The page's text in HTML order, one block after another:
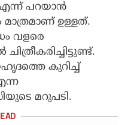
എന്ന് പറയാന്‍
ഉള്ളത്.
വളരെ
കുറിച്ച്
മറുപടി.